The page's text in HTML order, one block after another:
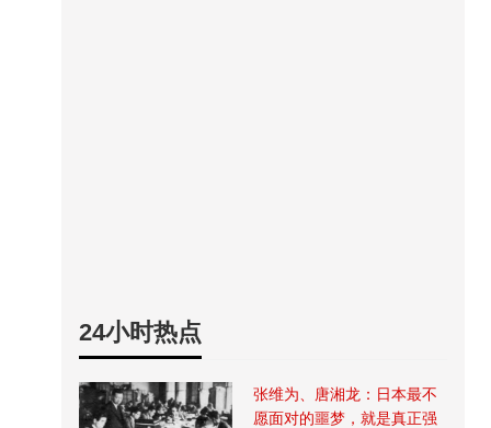
24小时热点
张维为、唐湘龙：日本最不
愿面对的噩梦，就是真正强